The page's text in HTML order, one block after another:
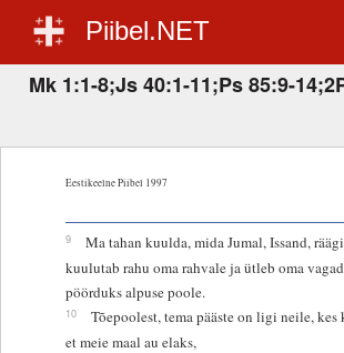
Piibel.NET
Mk 1:1-8;Js 40:1-11;Ps 85:9-
Eestikeelne Piibel 1997
9
Ma tahan kuulda, mida Jumal, Issand,
kuulutab rahu oma rahvale ja ütleb oma
pöörduks alpuse poole.
10
Tõepoolest, tema pääste on ligi neile, kes
et meie maal au elaks,